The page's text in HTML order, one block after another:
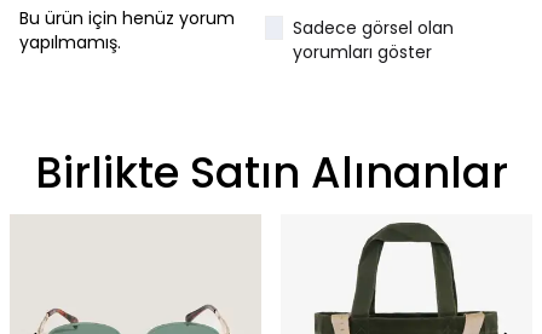
Bu ürün için henüz yorum
yapılmamış.
Sadece görsel olan
yorumları göster
Birlikte Satın Alınanlar